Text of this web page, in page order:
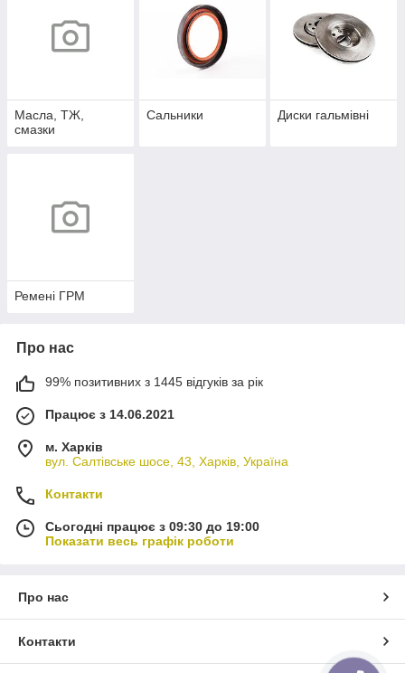
Масла, ТЖ,
смазки
Сальники Диски гальмівні
Ремені ГРМ
Про нас
99% позитивних з 1445 відгуків за рік
Працює з 14.06.2021
м. Харків
вул. Салтівське шосе, 43, Харків, Україна
Контакти
Сьогодні працює з 09:30 до 19:00
Показати весь графік роботи
Про нас
Контакти